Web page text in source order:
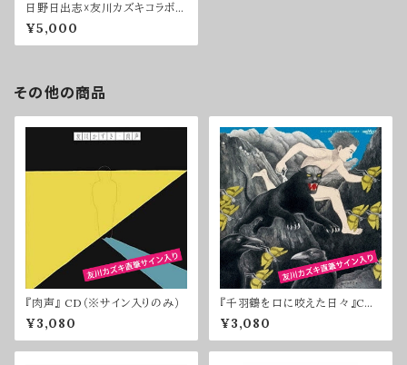
日野日出志☓友川カズキコラボT
シャツ（黒）
¥5,000
その他の商品
『肉声』 CD（※サイン入りのみ）
¥3,080
『千羽鶴を口に咬えた日々』CD
（※サイン入りのみ）
¥3,080